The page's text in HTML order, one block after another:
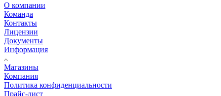
О компании
Команда
Контакты
Лицензии
Документы
Информация
Магазины
Компания
Политика конфиденциальности
Прайс-лист